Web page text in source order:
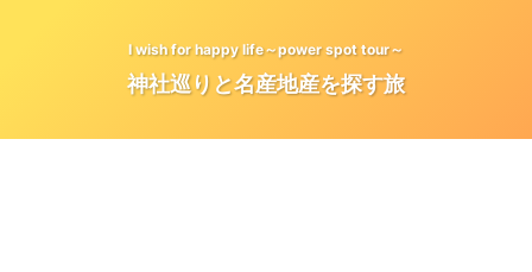
I wish for happy life～power spot tour～
神社巡りと名産地産を探す旅